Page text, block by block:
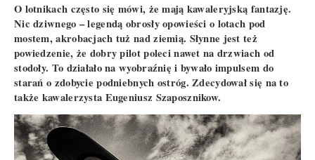
O lotnikach często się mówi, że mają kawaleryjską fantazję.
Nic dziwnego – legendą obrosły opowieści o lotach pod
mostem, akrobacjach tuż nad ziemią. Słynne jest też
powiedzenie, że dobry pilot poleci nawet na drzwiach od
stodoły. To działało na wyobraźnię i bywało impulsem do
starań o zdobycie podniebnych ostróg. Zdecydował się na to
także kawalerzysta Eugeniusz Szaposznikow.